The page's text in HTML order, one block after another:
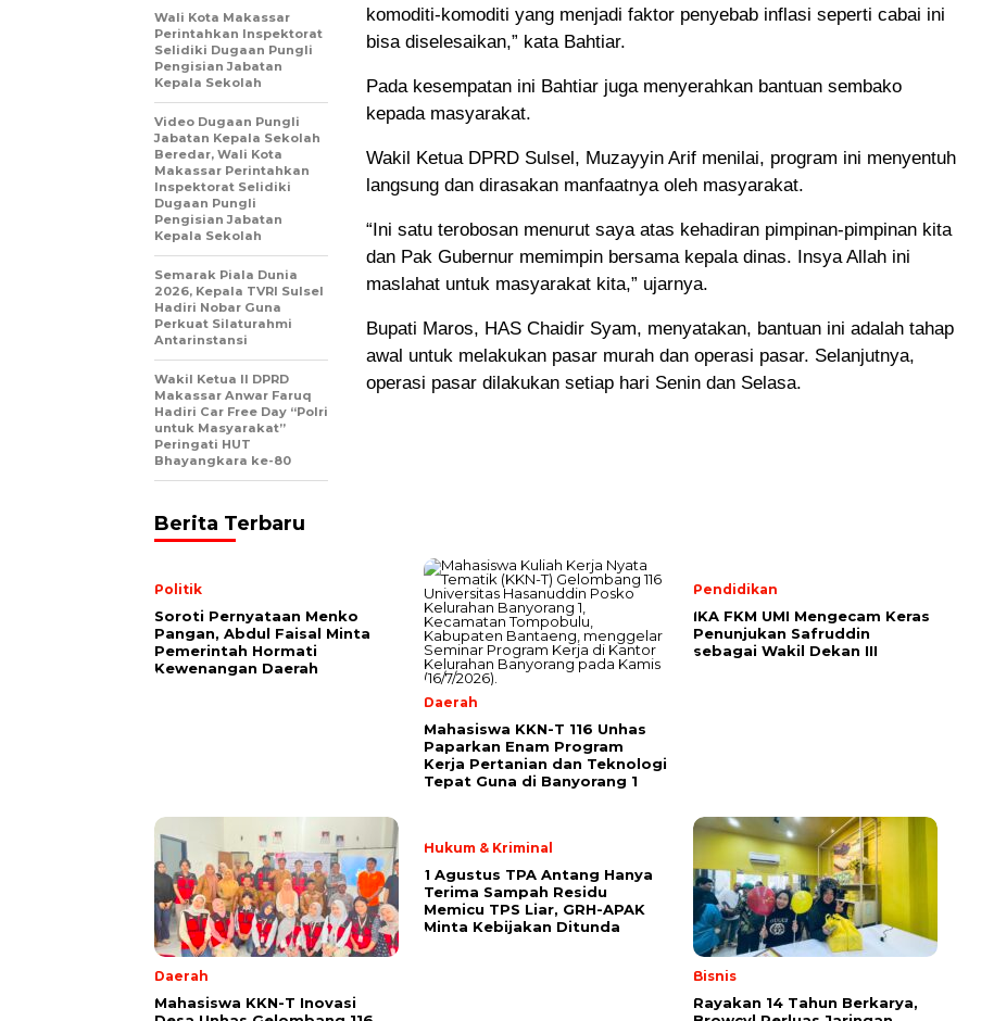
komoditi-komoditi yang menjadi faktor penyebab inflasi seperti cabai ini
bisa diselesaikan,” kata Bahtiar.
Pada kesempatan ini Bahtiar juga menyerahkan bantuan sembako
kepada masyarakat.
Wakil Ketua DPRD Sulsel, Muzayyin Arif menilai, program ini menyentuh
langsung dan dirasakan manfaatnya oleh masyarakat.
“Ini satu terobosan menurut saya atas kehadiran pimpinan-pimpinan kita
dan Pak Gubernur memimpin bersama kepala dinas. Insya Allah ini
maslahat untuk masyarakat kita,” ujarnya.
Bupati Maros, HAS Chaidir Syam, menyatakan, bantuan ini adalah tahap
awal untuk melakukan pasar murah dan operasi pasar. Selanjutnya,
operasi pasar dilakukan setiap hari Senin dan Selasa.
Wali Kota Makassar
Perintahkan Inspektorat
Selidiki Dugaan Pungli
Pengisian Jabatan
Kepala Sekolah
Video Dugaan Pungli
Jabatan Kepala Sekolah
Beredar, Wali Kota
Makassar Perintahkan
Inspektorat Selidiki
Dugaan Pungli
Pengisian Jabatan
Kepala Sekolah
Semarak Piala Dunia
2026, Kepala TVRI Sulsel
Hadiri Nobar Guna
Perkuat Silaturahmi
Antarinstansi
Wakil Ketua II DPRD
Makassar Anwar Faruq
Hadiri Car Free Day “Polri
untuk Masyarakat”
Peringati HUT
Bhayangkara ke-80
Berita Terbaru
Politik
Soroti Pernyataan Menko
Pangan, Abdul Faisal Minta
Pemerintah Hormati
Kewenangan Daerah
Daerah
Mahasiswa KKN-T 116 Unhas
Paparkan Enam Program
Kerja Pertanian dan Teknologi
Tepat Guna di Banyorang 1
Pendidikan
IKA FKM UMI Mengecam Keras
Penunjukan Safruddin
sebagai Wakil Dekan III
Daerah
Mahasiswa KKN-T Inovasi
Hukum & Kriminal
1 Agustus TPA Antang Hanya
Terima Sampah Residu
Memicu TPS Liar, GRH-APAK
Minta Kebijakan Ditunda
Bisnis
Rayakan 14 Tahun Berkarya,